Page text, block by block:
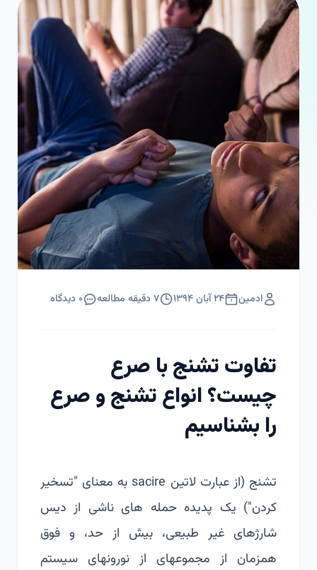
ادمین ۲۴ آبان ۱۳۹۴ ۷ دقیقه مطالعه ۰ دیدگاه
تفاوت تشنج با صرع
چیست؟ انواع تشنج و صرع
را بشناسیم
تشنج (از عبارت لاتین sacire به معنای "تسخیر
کردن") یک پدیده حمله ه­ای ناشی از دیس
شارژهای غیر طبیعی، بیش از حد، و فوق
همزمان از مجموعه­ای از نورون­های سیستم